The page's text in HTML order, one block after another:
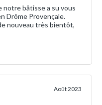
notre bâtisse a su vous
Drôme Provençale.
nouveau très bientôt,
Août 2023